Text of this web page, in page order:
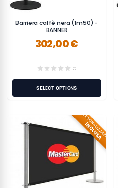
Barriera caffè nera (1m50) -
BANNER
302,00 €
(0)
SELECT OPTIONS
PERSONALIZZAZIONE
INCLUSA